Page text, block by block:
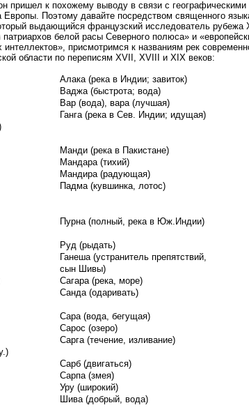
пришел к похожему выводу в связи с географическими
Европы. Поэтому давайте посредством священного
выдающийся французский исследователь
белой расы Северного полюса» и
присмотримся к названиям рек
области по переписям ХVII, ХVIII и ХIХ веков:
Алака (река в Индии; завиток)
Ваджа (быстрота; вода)
Вар (вода), вара (лучшая)
Ганга (река в Сев. Индии; идущая)
Манди (река в Пакистане)
Мандара (тихий)
Мандира (радующая)
Падма (кувшинка, лотос)
Пурна (полный, река в Юж.Индии)
Руд (рыдать)
Ганеша (устранитель препятствий,
сын Шивы)
Сагара (река, море)
Санда (одаривать)
Сара (вода, бегущая)
Сарос (озеро)
Сарга (течение, изливание)
Сарб (двигаться)
Сарпа (змея)
Уру (широкий)
Шива (добрый, вода)